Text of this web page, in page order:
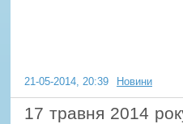
21-05-2014, 20:39 Новини
17 травня 2014